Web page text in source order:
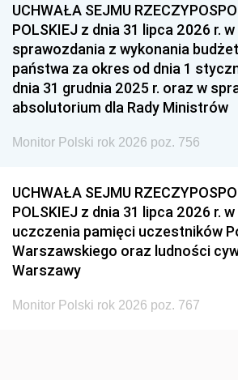
1954 1953
1951 1950
1948 1947
1939 1938
UCHWAŁA SEJMU
POLSKIEJ z dnia 31 lipca 2026 r.
sprawozdania z wykonania
państwa za okres od dnia 1
dnia 31 grudnia 2025 r. oraz w
absolutorium dla Rady Ministrów
Monitor Polski rok 2026 poz. 756
UCHWAŁA SEJMU
POLSKIEJ z dnia 31 lipca 2026 r.
uczczenia pamięci uczestników
Warszawskiego oraz ludności
Warszawy
Monitor Polski rok 2026 poz. 767